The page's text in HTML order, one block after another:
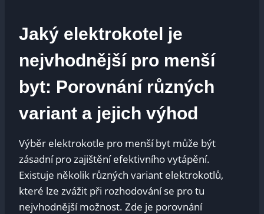
Jaký elektrokotel je
nejvhodnější pro menší
byt: Porovnání různých
variant a jejich výhod
Výběr elektrokotle pro menší byt může být
zásadní pro zajištění efektivního vytápění.
Existuje několik různých variant elektrokotlů,
které lze zvážit při rozhodování se pro tu
nejvhodnější možnost. Zde je porovnání